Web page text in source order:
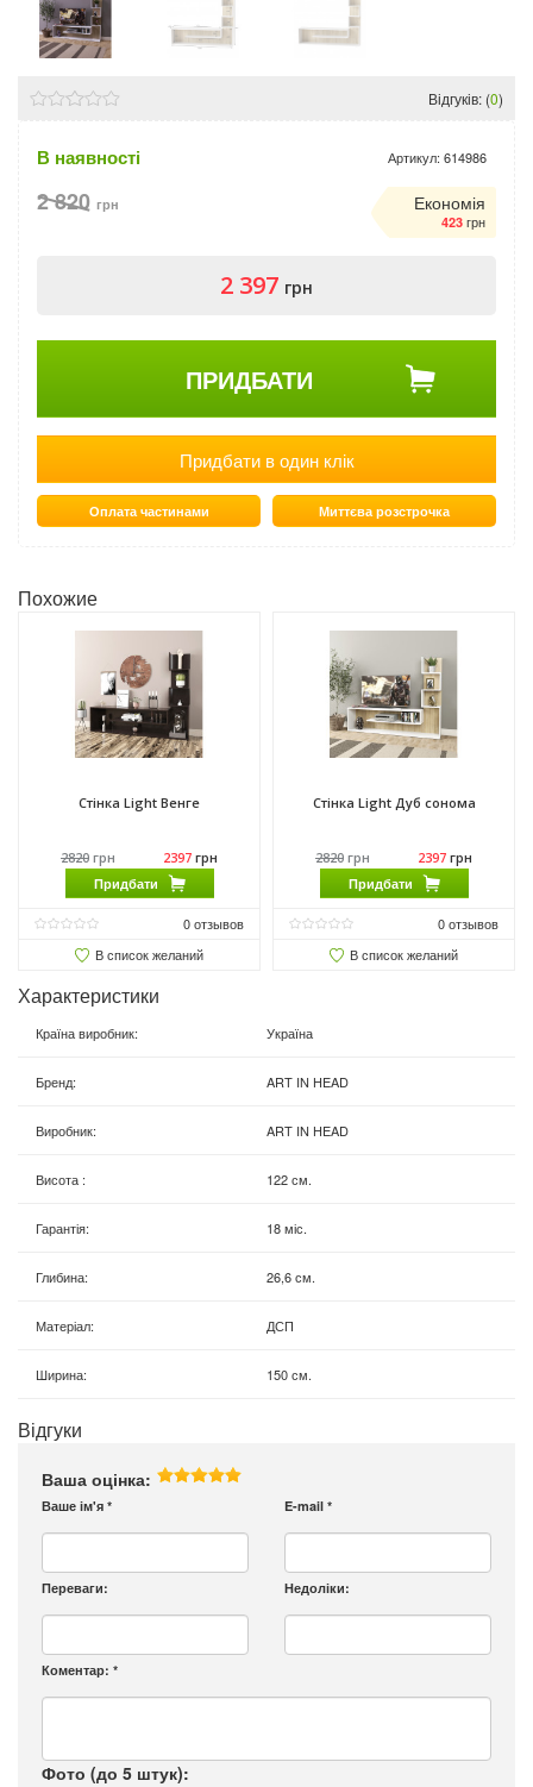
Відгуків: (0)
В наявності Артикул: 614986
2 820 грн Економія
423 грн
2 397 грн
ПРИДБАТИ
Придбати в один клік
Оплата частинами Миттєва розстрочка
Похожие
Стінка Light Венге
2820 грн 2397 грн
Придбати
0отзывов
В список желаний
Стінка Light Дуб сонома
2820 грн 2397 грн
Придбати
0отзывов
В список желаний
Характеристики
Країна виробник: Україна
Бренд: ART IN HEAD
Виробник: ART IN HEAD
Висота : 122 см.
Гарантія: 18 міс.
Глибина: 26,6 см.
Матеріал: ДСП
Ширина: 150 см.
Відгуки
Ваша оцінка:
Ваше ім'я * E-mail *
Переваги: Недоліки:
Коментар: *
Фото (до 5 штук):